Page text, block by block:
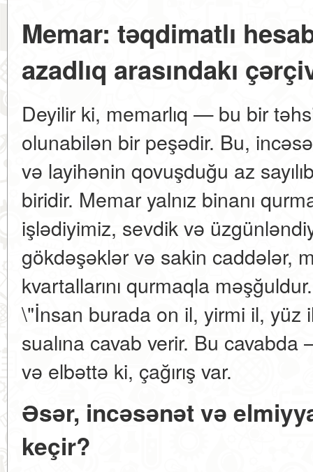
Memar: təqdimatlı
azadlıq arasındakı
Deyilir ki, memarlıq — bu bir
olunabilən bir peşədir. Bu,
və layihənin qovuşduğu az
biridir. Memar yalnız binanı
işlədiyimiz, sevdik və
gökdəşəklər və sakin caddələr,
kvartallarını qurmaqla
\"İnsan burada on il, yirmi il, yüz
sualına cavab verir. Bu
və elbəttə ki, çağırış var.
Əsər, incəsənət və
keçir?